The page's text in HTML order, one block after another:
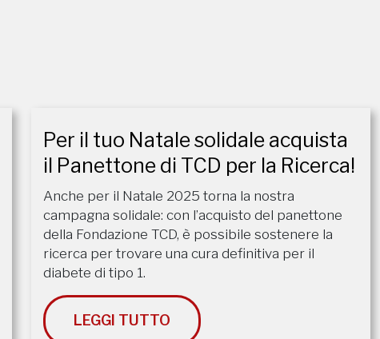
Per il tuo Natale solidale acquista
il Panettone di TCD per la Ricerca!
Anche per il Natale 2025 torna la nostra
campagna solidale: con l’acquisto del panettone
della Fondazione TCD, è possibile sostenere la
ricerca per trovare una cura definitiva per il
diabete di tipo 1.
LEGGI TUTTO